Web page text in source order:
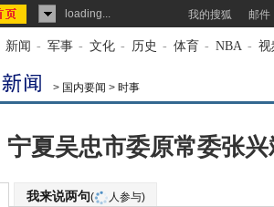
loading... 我的搜狐 邮件
新闻 - 军事 - 文化 - 历史 - 体育 - NBA - 视
> 国内要闻 > 时事
宁夏吴忠市委原常委张
我来说两句( 人参与)